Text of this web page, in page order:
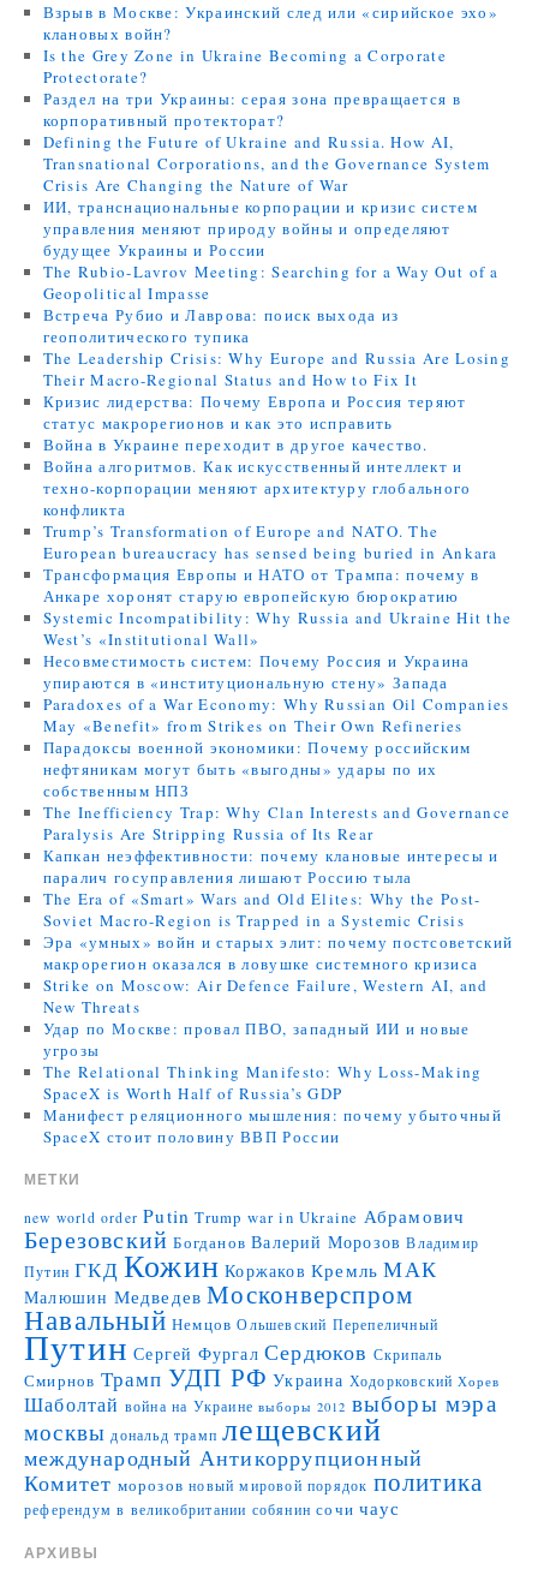
Взрыв в Москве: Украинский след или «сирийское эхо»
клановых войн?
Is the Grey Zone in Ukraine Becoming a Corporate
Protectorate?
Раздел на три Украины: серая зона превращается в
корпоративный протекторат?
Defining the Future of Ukraine and Russia. How AI,
Transnational Corporations, and the Governance System
Crisis Are Changing the Nature of War
ИИ, транснациональные корпорации и кризис систем
управления меняют природу войны и определяют
будущее Украины и России
The Rubio-Lavrov Meeting: Searching for a Way Out of a
Geopolitical Impasse
Встреча Рубио и Лаврова: поиск выхода из
геополитического тупика
The Leadership Crisis: Why Europe and Russia Are Losing
Their Macro-Regional Status and How to Fix It
Кризис лидерства: Почему Европа и Россия теряют
статус макрорегионов и как это исправить
Война в Украине переходит в другое качество.
Война алгоритмов. Как искусственный интеллект и
техно-корпорации меняют архитектуру глобального
конфликта
Trump’s Transformation of Europe and NATO. The
European bureaucracy has sensed being buried in Ankara
Трансформация Европы и НАТО от Трампа: почему в
Анкаре хоронят старую европейскую бюрократию
Systemic Incompatibility: Why Russia and Ukraine Hit the
West’s «Institutional Wall»
Несовместимость систем: Почему Россия и Украина
упираются в «институциональную стену» Запада
Paradoxes of a War Economy: Why Russian Oil Companies
May «Benefit» from Strikes on Their Own Refineries
Парадоксы военной экономики: Почему российским
нефтяникам могут быть «выгодны» удары по их
собственным НПЗ
The Inefficiency Trap: Why Clan Interests and Governance
Paralysis Are Stripping Russia of Its Rear
Капкан неэффективности: почему клановые интересы и
паралич госуправления лишают Россию тыла
The Era of «Smart» Wars and Old Elites: Why the Post-
Soviet Macro-Region is Trapped in a Systemic Crisis
Эра «умных» войн и старых элит: почему постсоветский
макрорегион оказался в ловушке системного кризиса
Strike on Moscow: Air Defence Failure, Western AI, and
New Threats
Удар по Москве: провал ПВО, западный ИИ и новые
угрозы
The Relational Thinking Manifesto: Why Loss-Making
SpaceX is Worth Half of Russia’s GDP
Манифест реляционного мышления: почему убыточный
SpaceX стоит половину ВВП России
МЕТКИ
new world order Putin Trump war in Ukraine Абрамович
Березовский Богданов Валерий Морозов Владимир
Путин ГКД Кожин Коржаков Кремль МАК
Малюшин Медведев Москонверспром
Навальный Немцов Ольшевский Перепеличный
Путин Сергей Фургал Сердюков Скрипаль
Смирнов Трамп УДП РФ Украина Ходорковский Хорев
Шаболтай война на Украине выборы 2012 выборы мэра
москвы дональд трамп лещевский
международный Антикоррупционный
Комитет морозов новый мировой порядок политика
референдум в великобритании собянин сочи чаус
АРХИВЫ